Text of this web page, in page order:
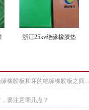
浙江25kv绝缘橡胶垫
橡胶板和坏的绝缘橡胶板之间...
要注意哪几点？